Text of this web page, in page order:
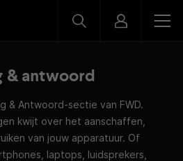
& antwoord
& Antwoord-sectie van FWD.
kwijt over het aanschaffen,
van jouw apparatuur. Of
laptops, luidsprekers,